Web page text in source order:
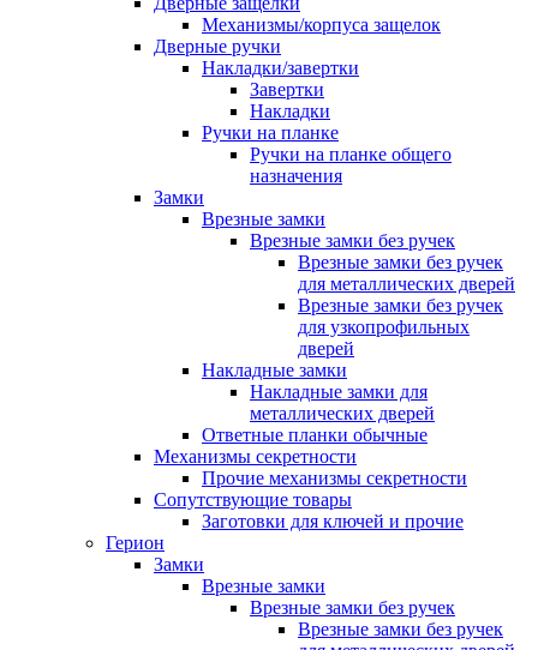
Механизмы/корпуса защелок
Дверные ручки
Накладки/завертки
Завертки
Накладки
Ручки на планке
Ручки на планке общего
назначения
Замки
Врезные замки
Врезные замки без ручек
Врезные замки без ручек
для металлических дверей
Врезные замки без ручек
для узкопрофильных
дверей
Накладные замки
Накладные замки для
металлических дверей
Ответные планки обычные
Механизмы секретности
Прочие механизмы секретности
Сопутствующие товары
Заготовки для ключей и прочие
Герион
Замки
Врезные замки
Врезные замки без ручек
Врезные замки без ручек